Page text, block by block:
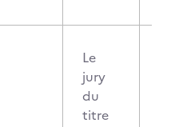
Le
jury
du
titre